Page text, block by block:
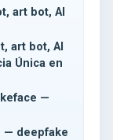
art bot, AI
art bot, AI
Única en
—
— deepfake